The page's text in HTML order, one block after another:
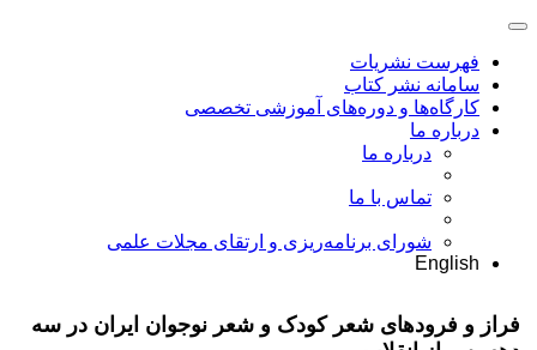
فهرست نشریات
سامانه نشر کتاب
کارگاه‌ها و دوره‌های آموزشی تخصصی
درباره ما
درباره ما
تماس با ما
شورای برنامه‌ریزی و ارتقای مجلات علمی
English
فراز و فرودهای شعر کودک و شعر نوجوان ایران در سه